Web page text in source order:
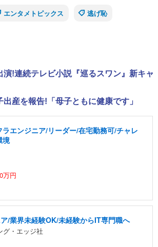
エンタメトピックス 逃げ恥
演!連続テレビ小説『巡るスワン』新キャ
産を報告!「母子ともに健康です」
エンジニア/リーダー/在宅勤務可/チャレ
境
万円
/業界未経験OK/未経験からIT専門職へ
グ・エッジ社